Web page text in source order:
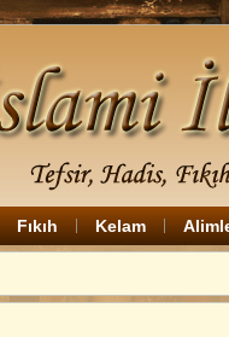
Fıkıh Kelam